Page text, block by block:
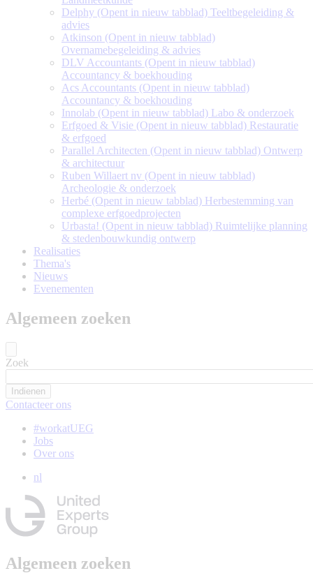
Delphy (Opent in nieuw tabblad) Teeltbegeleiding &
advies
Atkinson (Opent in nieuw tabblad)
Overnamebegeleiding & advies
DLV Accountants (Opent in nieuw tabblad)
Accountancy & boekhouding
Acs Accountants (Opent in nieuw tabblad)
Accountancy & boekhouding
Innolab (Opent in nieuw tabblad) Labo & onderzoek
Erfgoed & Visie (Opent in nieuw tabblad) Restauratie
& erfgoed
Parallel Architecten (Opent in nieuw tabblad) Ontwerp
& architectuur
Ruben Willaert nv (Opent in nieuw tabblad)
Archeologie & onderzoek
Herbé (Opent in nieuw tabblad) Herbestemming van
complexe erfgoedprojecten
Urbasta! (Opent in nieuw tabblad) Ruimtelijke planning
& stedenbouwkundig ontwerp
Realisaties
Thema's
Nieuws
Evenementen
Algemeen zoeken
Zoek
Contacteer ons
#workatUEG
Jobs
Over ons
nl
Algemeen zoeken